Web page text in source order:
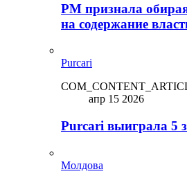
PM признала
на содержание
Purcari
апр 15 2026
Purcari выиграла 5
Молдова